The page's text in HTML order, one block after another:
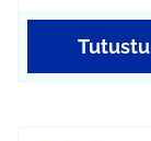
Tutustu